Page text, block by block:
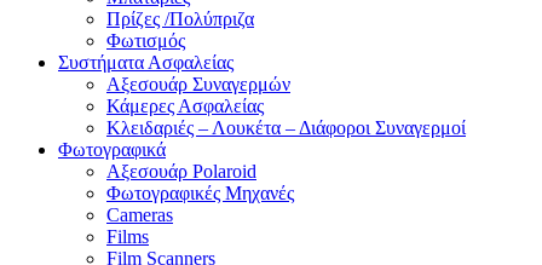
Πρίζες /Πολύπριζα
Φωτισμός
Συστήματα Ασφαλείας
Αξεσουάρ Συναγερμών
Κάμερες Ασφαλείας
Κλειδαριές – Λουκέτα – Διάφοροι Συναγερμοί
Φωτογραφικά
Αξεσουάρ Polaroid
Φωτογραφικές Μηχανές
Cameras
Films
Film Scanners